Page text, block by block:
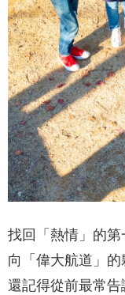
找回「熱情」的
向「偉大航道」的
還記得從前最常